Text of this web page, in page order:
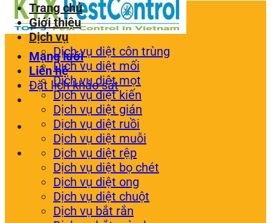
Mạng lưới
Liên hệ
Đặt lịch khảo sát
Trang chủ
Giới thiệu
Dịch vụ
Dịch vụ diệt côn trùng
Dịch vụ diệt mối
Dịch vụ diệt mọt
Dịch vụ diệt kiến
Dịch vụ diệt gián
Dịch vụ diệt ruồi
Dịch vụ diệt muỗi
Dịch vụ diệt rệp
Dịch vụ diệt bọ chét
Dịch vụ diệt ong
Dịch vụ diệt chuột
Dịch vụ bắt rắn